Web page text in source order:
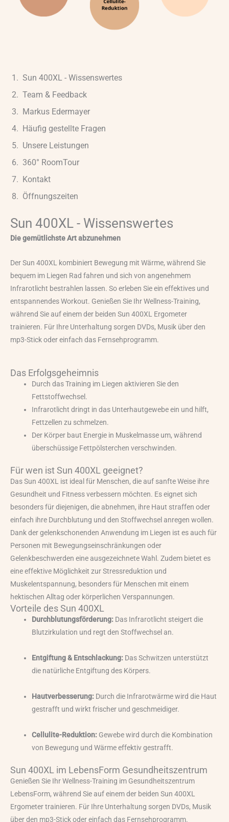
Sun 400XL - Wissenswertes
Team & Feedback
Markus Edermayer
Häufig gestellte Fragen
Unsere Leistungen
360° RoomTour
Kontakt
Öffnungszeiten
Sun 400XL - Wissenswertes
Die gemütlichste Art abzunehmen
Der Sun 400XL kombiniert Bewegung mit Wärme, während Sie
bequem im Liegen Rad fahren und sich von angenehmem
Infrarotlicht bestrahlen lassen. So erleben Sie ein effektives und
entspannendes Workout. Genießen Sie Ihr Wellness-Training,
während Sie auf einem der beiden Sun 400XL Ergometer
trainieren. Für Ihre Unterhaltung sorgen DVDs, Musik über den
mp3-Stick oder einfach das Fernsehprogramm.
Das Erfolgsgeheimnis
Durch das Training im Liegen aktivieren Sie den
Fettstoffwechsel.
Infrarotlicht dringt in das Unterhautgewebe ein und hilft,
Fettzellen zu schmelzen.
Der Körper baut Energie in Muskelmasse um, während
überschüssige Fettpölsterchen verschwinden.
Für wen ist Sun 400XL geeignet?
Das Sun 400XL ist ideal für Menschen, die auf sanfte Weise ihre
Gesundheit und Fitness verbessern möchten. Es eignet sich
besonders für diejenigen, die abnehmen, ihre Haut straffen oder
einfach ihre Durchblutung und den Stoffwechsel anregen wollen.
Dank der gelenkschonenden Anwendung im Liegen ist es auch für
Personen mit Bewegungseinschränkungen oder
Gelenkbeschwerden eine ausgezeichnete Wahl. Zudem bietet es
eine effektive Möglichkeit zur Stressreduktion und
Muskelentspannung, besonders für Menschen mit einem
hektischen Alltag oder körperlichen Verspannungen.
Vorteile des Sun 400XL
Durchblutungsförderung: Das Infrarotlicht steigert die
Blutzirkulation und regt den Stoffwechsel an.
Entgiftung & Entschlackung: Das Schwitzen unterstützt
die natürliche Entgiftung des Körpers.
Hautverbesserung: Durch die Infrarotwärme wird die Haut
gestrafft und wirkt frischer und geschmeidiger.
Cellulite-Reduktion: Gewebe wird durch die Kombination
von Bewegung und Wärme effektiv gestrafft.
Sun 400XL im LebensForm Gesundheitszentrum
Genießen Sie Ihr Wellness-Training im Gesundheitszentrum
LebensForm, während Sie auf einem der beiden Sun 400XL
Ergometer trainieren. Für Ihre Unterhaltung sorgen DVDs, Musik
über den mp3-Stick oder einfach das Fernsehprogramm.